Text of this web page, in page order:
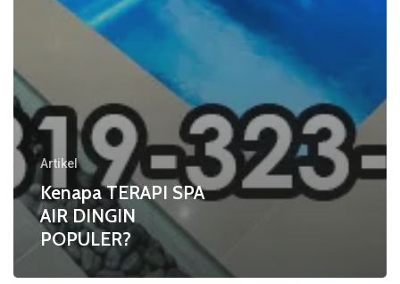
Artikel
Kenapa TERAPI SPA
AIR DINGIN
POPULER?